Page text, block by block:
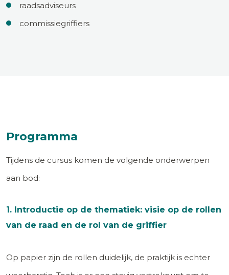
raadsadviseurs
commissiegriffiers
Programma
Tijdens de cursus komen de volgende onderwerpen
aan bod:
1. Introductie op de thematiek: visie op de rollen
van de raad en de rol van de griffier
Op papier zijn de rollen duidelijk, de praktijk is echter